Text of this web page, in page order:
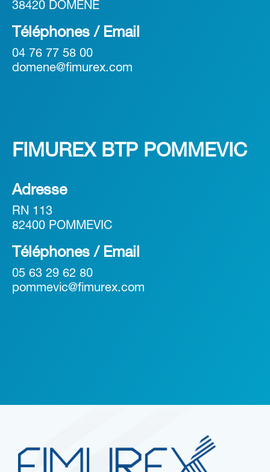
38420 DOMENE
Téléphones / Email
04 76 77 58 00
domene@fimurex.com
FIMUREX BTP POMMEVIC
Adresse
RN 113
82400 POMMEVIC
Téléphones / Email
05 63 29 62 80
pommevic@fimurex.com